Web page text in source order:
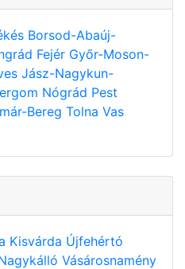
Borsod-Abaúj-
Fejér Győr-Moson-
Jász-Nagykun-
Nógrád Pest
Bereg Tolna Vas
Kisvárda Újfehértó
Vásárosnamény